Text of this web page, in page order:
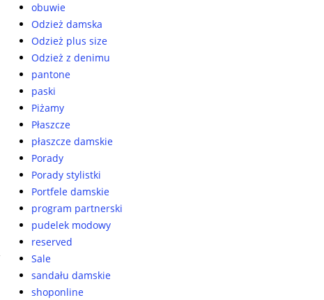
obuwie
Odzież damska
Odzież plus size
Odzież z denimu
pantone
paski
Piżamy
Płaszcze
płaszcze damskie
Porady
Porady stylistki
Portfele damskie
program partnerski
pudelek modowy
reserved
Sale
sandału damskie
shoponline